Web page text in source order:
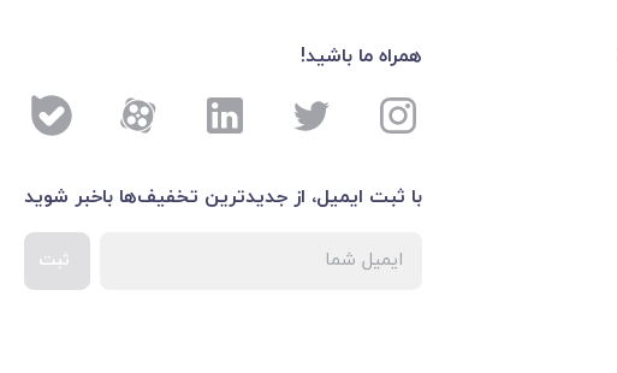
همراه ما باشید!
با ثبت ایمیل، از جدید‌ترین تخفیف‌ها با‌خبر شوید
ثبت